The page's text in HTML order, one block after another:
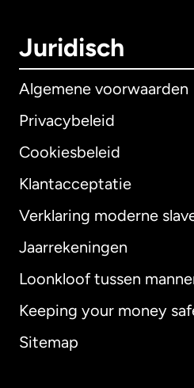
Juridisch
Algemene voorwaarden
Privacybeleid
Cookiesbeleid
Klantacceptatie
Verklaring moderne
Jaarrekeningen
Loonkloof tussen
Keeping your money
Sitemap
Internationaal
Australië